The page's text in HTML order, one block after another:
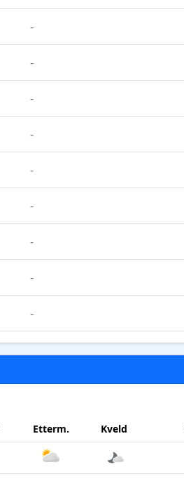
-
-
-
-
-
-
-
-
-
Etterm. Kveld